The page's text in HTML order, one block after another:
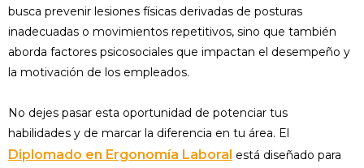
busca prevenir lesiones físicas derivadas de posturas
inadecuadas o movimientos repetitivos, sino que también
aborda factores psicosociales que impactan el desempeño y
la motivación de los empleados.
No dejes pasar esta oportunidad de potenciar tus
habilidades y de marcar la diferencia en tu área. El
Diplomado en Ergonomía Laboral está diseñado para